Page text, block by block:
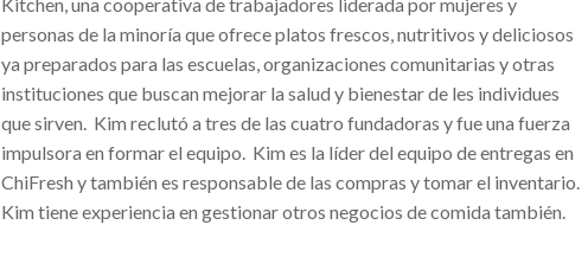
personas de la minoría que ofrece platos frescos, nutritivos y deliciosos
ya preparados para las escuelas, organizaciones comunitarias y otras
instituciones que buscan mejorar la salud y bienestar de les individues
que sirven. Kim reclutó a tres de las cuatro fundadoras y fue una fuerza
impulsora en formar el equipo. Kim es la líder del equipo de entregas en
ChiFresh y también es responsable de las compras y tomar el inventario.
Kim tiene experiencia en gestionar otros negocios de comida también.